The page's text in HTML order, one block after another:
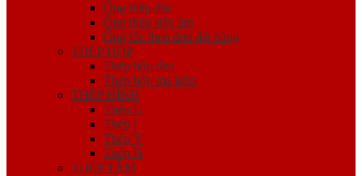
Ống thép đúc
Ống thép siêu âm
Ống lốc theo đơn đặt hàng
THÉP HỘP
Thép hộp đen
Thép hộp mạ kẽm
THÉP HÌNH
Thép U
Thép I
Thép V
Thép H
THÉP TẤM